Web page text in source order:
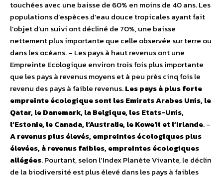
touchées avec une baisse de 60% en moins de 40 ans. Les
populations d’espèces d’eau douce tropicales ayant fait
l’objet d’un suivi ont décliné de 70%, une baisse
nettement plus importante que celle observée sur terre ou
dans les océans. – Les pays à haut revenus ont une
Empreinte Ecologique environ trois fois plus importante
que les pays à revenus moyens et à peu près cinq fois le
revenu des pays à faible revenus.Les pays à plus forte
empreinte écologique sont les Emirats Arabes Unis, le
Qatar, le Danemark, la Belgique, les Etats-Unis,
l’Estonie, le Canada, l’Australie, le Koweït et l’Irlande. –
A revenus plus élevés, empreintes écologiques plus
élevées, à revenus faibles, empreintes écologiques
allégées. Pourtant, selon l’Index Planète Vivante, le déclin
de la biodiversité est plus élevé dans les pays à faibles